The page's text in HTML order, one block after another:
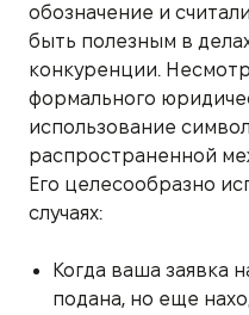
обозначение и
быть полезным в
конкуренции.
формального
использование
распространенной
Его целесообразно
случаях:
Когда ваша заявка
подана, но еще